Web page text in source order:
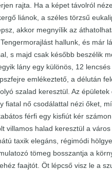
rajta. Ha a képet távolról
liánok, a széles törzsű
akkor megnyílik az
hallunk, és már
s majd csak később beszélik
lány egy különös, 12
emlékeztető, a délután
szalad keresztül. Az épületek
fiatal nő csodálattal nézi őket,
férfi egy kisfiút kér
villamos halad keresztül a város
taxik elegáns, régimódi
tömeg bosszantja a
faajtót. Öt lépcső visz le a